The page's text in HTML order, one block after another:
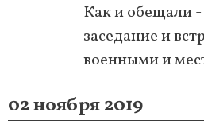
Как и обещали
заседание и
военными и
02 ноября 2019